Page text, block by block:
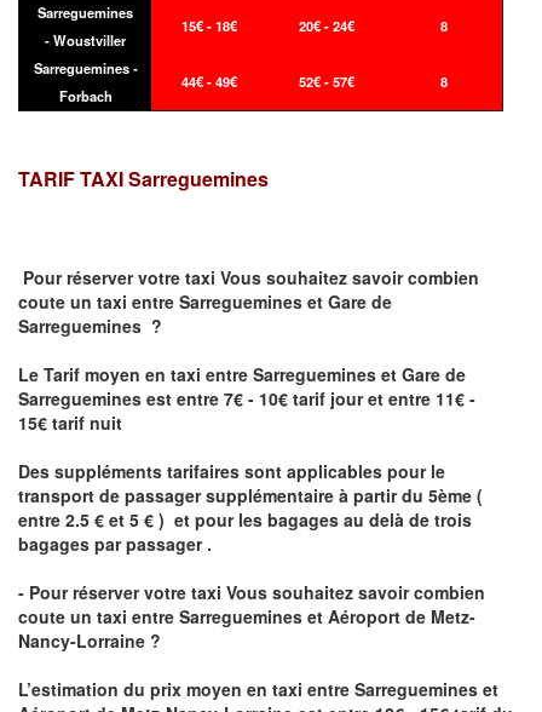
Sarreguemines
- Woustviller
15€ - 18€ 20€ - 24€ 8
Sarreguemines -
Forbach
44€ - 49€ 52€ - 57€ 8
TARIF TAXISarreguemines
Pour réserver votre taxi Vous souhaitez savoircombien
coute un taxi entre Sarreguemines et Gare de
Sarreguemines ?
Le Tarif moyen en taxi entre Sarreguemines et Gare de
Sarreguemines est entre 7€ - 10€ tarif jour et entre 11€ -
15€ tarif nuit
Des suppléments tarifaires sont applicables pour le
transport de passager supplémentaire à partir du 5ème (
entre 2.5 € et 5 € ) et pour les bagages au delà de trois
bagages par passager .
- Pour réserver votre taxi Vous souhaitez savoircombien
coute un taxi entre Sarreguemines et Aéroport de Metz-
Nancy-Lorraine ?
L’estimation du prix moyen en taxi entre Sarreguemines et